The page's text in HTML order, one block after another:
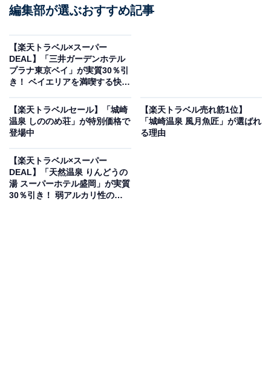
メルキュール福岡宗像リゾート＆スパ（画像出典：楽天トラベル）
「メルキュール福岡宗像リゾート＆スパ」の楽天スーパ
ーDEALプランを予約すると、実質30％オフで宿泊可能
です。
楽天トラベルでホテルを見る
編集部が選ぶおすすめ記事
【楽天トラベル×スーパー
DEAL】「三井ガーデンホテル
プラナ東京ベイ」が実質30％引
き！ ベイエリアを満喫する快適
【楽天トラベルセール】「城崎
温泉 しののめ荘」が特別価格で
登場中
【楽天トラベル売れ筋1位】
「城崎温泉 風月魚匠」が選ばれ
る理由
【楽天トラベル×スーパー
DEAL】「天然温泉 りんどうの
湯 スーパーホテル盛岡」が実質
30％引き！ 弱アルカリ性の湯